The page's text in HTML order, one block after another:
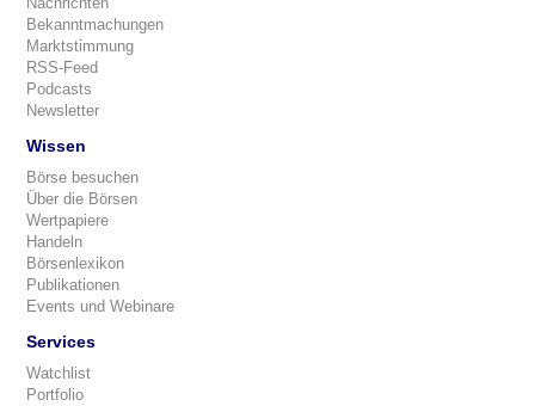
Bekanntmachungen
Marktstimmung
RSS-Feed
Podcasts
Newsletter
Wissen
Börse besuchen
Über die Börsen
Wertpapiere
Handeln
Börsenlexikon
Publikationen
Events und Webinare
Services
Watchlist
Portfolio